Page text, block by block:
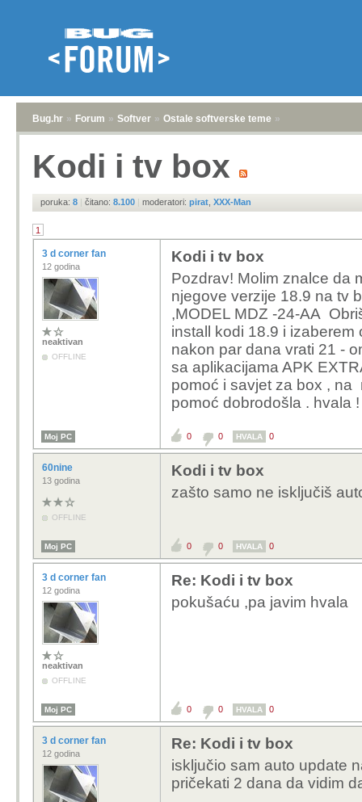
Bug.hr » Forum » Softver » Ostale softverske teme »
Kodi i tv box
poruka: 8 | čitano: 8.100 | moderatori: pirat XXX-Man
1
3 d corner fan
12 godina
neaktivan
OFFLINE
Kodi i tv box
Pozdrav! Molim znalce da
njegove verzije 18.9 na tv
,MODEL MDZ -24-AA
install kodi 18.9 i
nakon par dana vrati 21 -
sa aplikacijama APK
pomoć i savjet za box , na
pomoć dobrodošla . hvala !
Moj PC 0 0 HVALA 0
60nine
13 godina
OFFLINE
Kodi i tv box
zašto samo ne isključiš
Moj PC 0 0 HVALA 0
3 d corner fan
12 godina
neaktivan
OFFLINE
Re: Kodi i tv box
pokušaću ,pa javim hvala
Moj PC 0 0 HVALA 0
3 d corner fan
12 godina
Re: Kodi i tv box
isključio sam auto update
pričekati 2 dana da vidim